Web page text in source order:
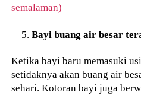
semalaman)
Bayi buang air besar
Ketika bayi baru memasuki
setidaknya akan buang air
sehari. Kotoran bayi juga